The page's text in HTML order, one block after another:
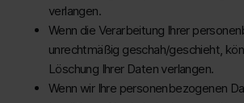
verlangen.
Wenn die Verarbeitung Ihrer
unrechtmäßig geschah/geschieht,
Löschung Ihrer Daten verlangen.
Wenn wir Ihre personenbezogenen